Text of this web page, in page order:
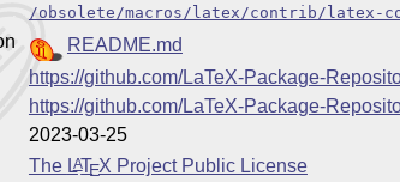
/obsolete/macros/latex/contrib/latex-
README.md
https://github.com/LaTeX-Package-
https://github.com/LaTeX-Package-
2023-03-25
The LATEX Project Public License